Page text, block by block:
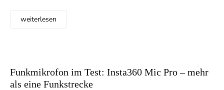
weiterlesen
Funkmikrofon im Test: Insta360 Mic Pro – mehr
als eine Funkstrecke